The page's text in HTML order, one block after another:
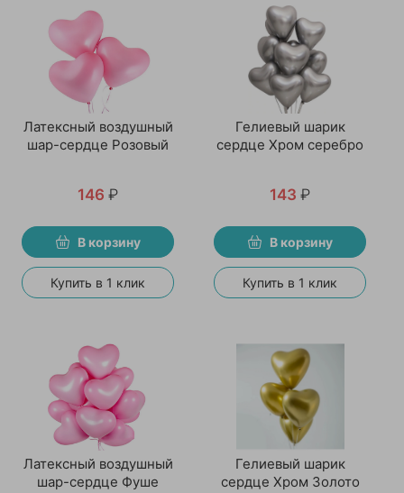
Латексный воздушный
шар-сердце Розовый
146 ₽
В корзину
Купить в 1 клик
Гелиевый шарик
сердце Хром серебро
143 ₽
В корзину
Купить в 1 клик
Латексный воздушный
шар-сердце Фуше
Гелиевый шарик
сердце Хром Золото